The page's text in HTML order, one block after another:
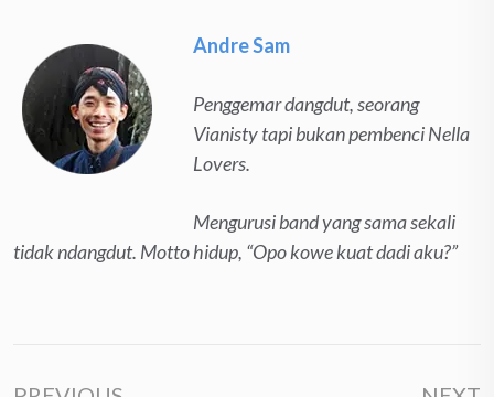
Andre Sam
Penggemar dangdut, seorang
Vianisty tapi bukan pembenci Nella
Lovers.
Mengurusi band yang sama sekali
tidak ndangdut. Motto hidup, “Opo kowe kuat dadi aku?”